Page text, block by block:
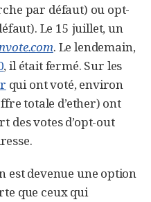
par défaut) ou opt-
Le 15 juillet, un
. Le lendemain,
, il était fermé. Sur les
qui ont voté, environ
totale d’ether) ont
des votes d’opt-out
est devenue une option
que ceux qui